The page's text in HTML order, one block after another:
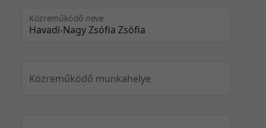
Közreműködő neve
Közreműködő munkahelye